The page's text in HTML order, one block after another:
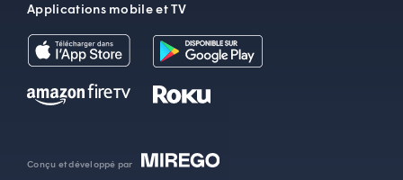
Applications mobile et TV
Conçu et développé par